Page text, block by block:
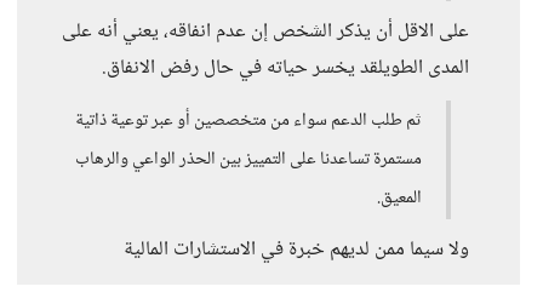
على الاقل أن يذكر الشخص إن عدم انفاقه، يعني أنه على
المدى الطويلقد يخسر حياته في حال رفض الانفاق.
ثم طلب الدعم سواء من متخصصين أو عبر توعية ذاتية
مستمرة تساعدنا على التمييز بين الحذر الواعي والرهاب
المعيق.
ولا سيما ممن لديهم خبرة في الاستشارات المالية